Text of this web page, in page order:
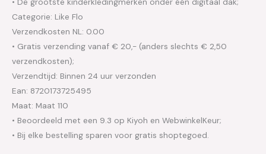
Categorie: Like Flo
Verzendkosten NL: 0.00
• Gratis verzending vanaf € 20,- (anders slechts € 2,50
verzendkosten);
Verzendtijd: Binnen 24 uur verzonden
Ean: 8720173725495
Maat: Maat 110
• Beoordeeld met een 9.3 op Kiyoh en WebwinkelKeur;
• Bij elke bestelling sparen voor gratis shoptegoed.